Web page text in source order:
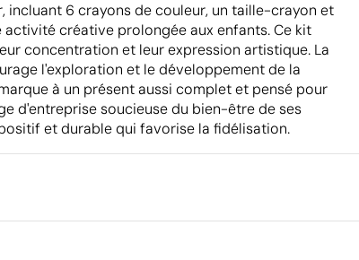
incluant 6 crayons de couleur, un taille-crayon et
créative prolongée aux enfants. Ce kit
concentration et leur expression artistique. La
l'exploration et le développement de la
à un présent aussi complet et pensé pour
d'entreprise soucieuse du bien-être de ses
et durable qui favorise la fidélisation.